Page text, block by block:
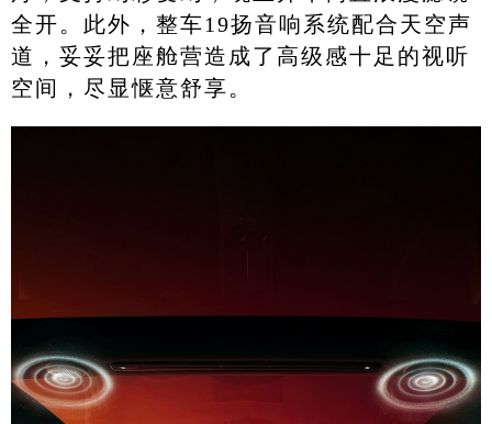
全开。此外，整车19扬音响系统配合天空声
道，妥妥把座舱营造成了高级感十足的视听
空间，尽显惬意舒享。